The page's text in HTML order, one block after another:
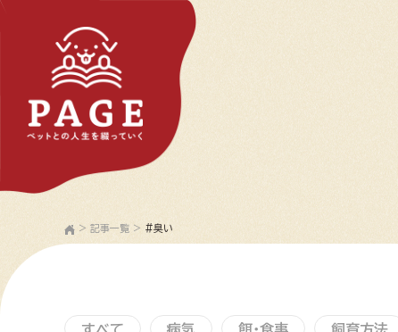
> 記事一覧 > #臭い
すべて 病気 餌・食事 飼育方法